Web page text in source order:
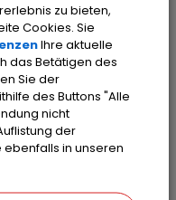
wird
zu bieten,
Cookies. Sie
Ihre aktuelle
das Betätigen des
Sie der
des Buttons "Alle
nicht
der
in unseren